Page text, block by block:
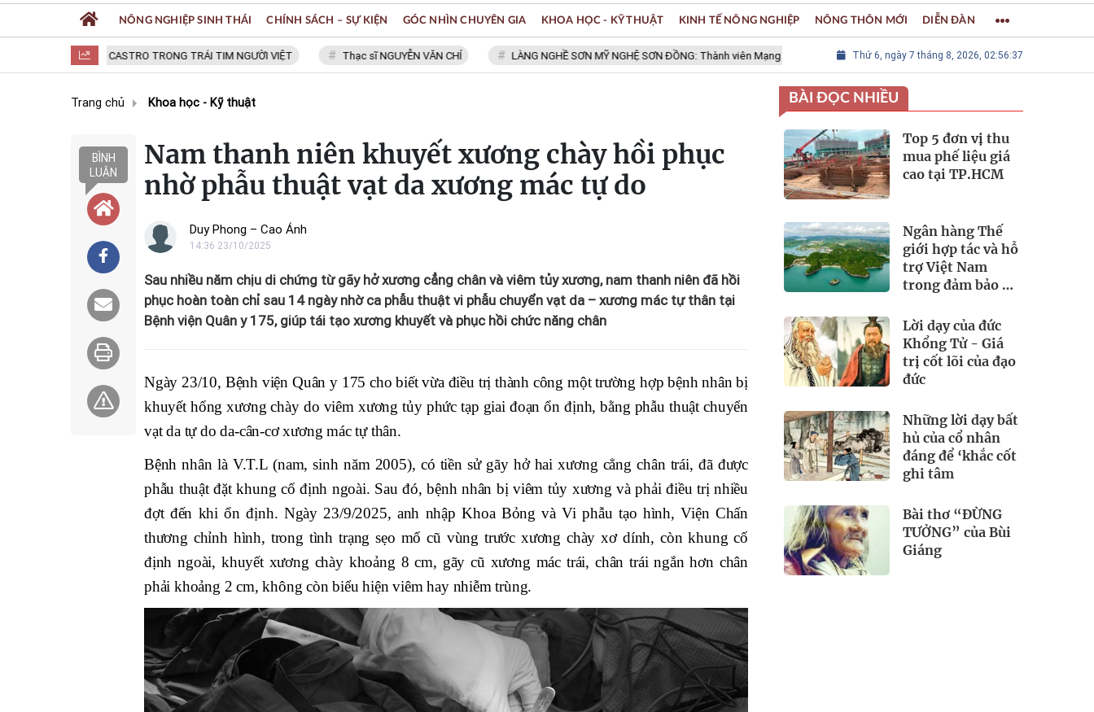
FIDEL CASTRO TRONG TRÁI TIM NGƯỜI VIỆT Thạc sĩ NGUYỄN VĂN CHÍ LÀNG NGHỀ SƠN MỸ NGHỆ SƠN ĐỒNG: Thành viên Mạng lưới các Thành phố Thủ công sáng tạo Thế giới LÀNG NGHỀ
Thứ 6, ngày 7 tháng 8, 2026, 02:56:38
NÔNG NGHIỆP SINH THÁI CHÍNH SÁCH – SỰ KIỆN GÓC NHÌN CHUYÊN GIA KHOA HỌC - KỸ THUẬT KINH TẾ NÔNG NGHIỆP NÔNG THÔN MỚI DIỄN ĐÀN
Trang chủ Khoa học - Kỹ thuật
BÌNH
LUẬN
Nam thanh niên khuyết xương chày hồi phục
nhờ phẫu thuật vạt da xương mác tự do
Duy Phong – Cao Ánh
14:36 23/10/2025
Sau nhiều năm chịu di chứng từ gãy hở xương cẳng chân và viêm tủy xương, nam thanh niên đã hồi
phục hoàn toàn chỉ sau 14 ngày nhờ ca phẫu thuật vi phẫu chuyển vạt da – xương mác tự thân tại
Bệnh viện Quân y 175, giúp tái tạo xương khuyết và phục hồi chức năng chân
Ngày 23/10, Bệnh viện Quân y 175 cho biết vừa điều trị thành công một trường hợp bệnh nhân bị
khuyết hổng xương chày do viêm xương tủy phức tạp giai đoạn ổn định, bằng phẫu thuật chuyển
vạt da tự do da-cân-cơ xương mác tự thân.
Bệnh nhân là V.T.L (nam, sinh năm 2005), có tiền sử gãy hở hai xương cẳng chân trái, đã được
phẫu thuật đặt khung cố định ngoài. Sau đó, bệnh nhân bị viêm tủy xương và phải điều trị nhiều
đợt đến khi ổn định. Ngày 23/9/2025, anh nhập Khoa Bỏng và Vi phẫu tạo hình, Viện Chấn
thương chỉnh hình, trong tình trạng sẹo mổ cũ vùng trước xương chày xơ dính, còn khung cố
định ngoài, khuyết xương chày khoảng 8 cm, gãy cũ xương mác trái, chân trái ngắn hơn chân
phải khoảng 2 cm, không còn biểu hiện viêm hay nhiễm trùng.
BÀI ĐỌC NHIỀU
Top 5 đơn vị thu
mua phế liệu giá
cao tại TP.HCM
Ngân hàng Thế
giới hợp tác và hỗ
trợ Việt Nam
trong đảm bảo an
Lời dạy của đức
Khổng Tử - Giá
trị cốt lõi của đạo
đức
Những lời dạy bất
hủ của cổ nhân
đáng để ‘khắc cốt
ghi tâm
Bài thơ “ĐỪNG
TƯỞNG” của Bùi
Giáng